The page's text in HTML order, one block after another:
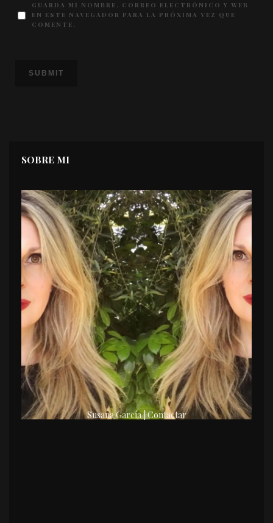
GUARDA MI NOMBRE, CORREO ELECTRÓNICO Y WEB
EN ESTE NAVEGADOR PARA LA PRÓXIMA VEZ QUE
COMENTE.
SOBRE MI
Susana García | Contactar